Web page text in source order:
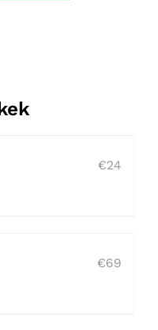
€24
€69